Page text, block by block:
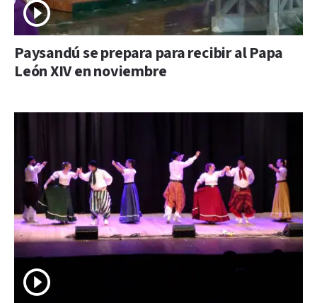
Paysandú se prepara para recibir al Papa
León XIV en noviembre